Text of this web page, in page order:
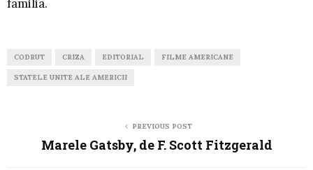
familia.
CODRUT CRIZA EDITORIAL FILME AMERICANE
STATELE UNITE ALE AMERICII
PREVIOUS POST
Marele Gatsby, de F. Scott Fitzgerald